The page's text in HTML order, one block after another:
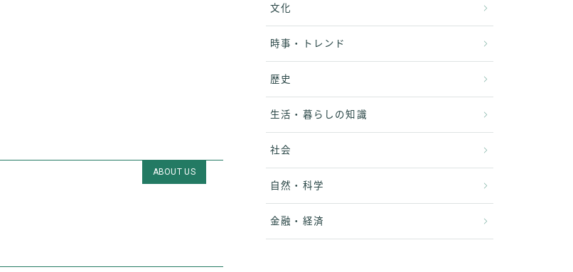
ABOUT US
文化
時事・トレンド
歴史
生活・暮らしの知識
社会
自然・科学
金融・経済